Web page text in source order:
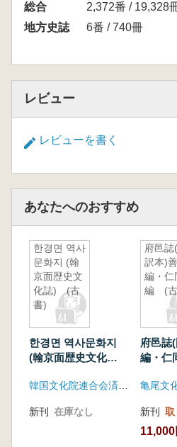
総合
2,372番 / 19,328
地方史誌
6番 / 740冊
レビュー
レビューを書く
あなたへのおすすめ
한경면 역사
문화지 (翰
京面歴史文
化誌) (古
書)
한경면 역사문화지
(翰京面歴史文化
新刊 在庫なし
府邑誌
訳本)
編・仁
編 (
府邑誌
編・
亀尾文
新刊 取
11,000